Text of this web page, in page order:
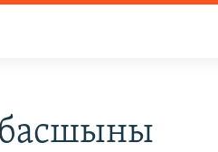
басшыны